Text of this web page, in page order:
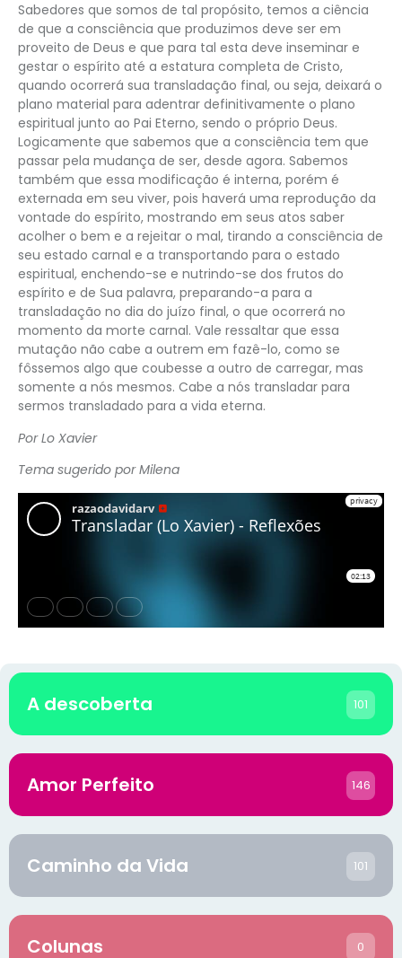
Sabedores que somos de tal propósito, temos a ciência
de que a consciência que produzimos deve ser em
proveito de Deus e que para tal esta deve inseminar e
gestar o espírito até a estatura completa de Cristo,
quando ocorrerá sua transladação final, ou seja, deixará o
plano material para adentrar definitivamente o plano
espiritual junto ao Pai Eterno, sendo o próprio Deus.
Logicamente que sabemos que a consciência tem que
passar pela mudança de ser, desde agora. Sabemos
também que essa modificação é interna, porém é
externada em seu viver, pois haverá uma reprodução da
vontade do espírito, mostrando em seus atos saber
acolher o bem e a rejeitar o mal, tirando a consciência de
seu estado carnal e a transportando para o estado
espiritual, enchendo-se e nutrindo-se dos frutos do
espírito e de Sua palavra, preparando-a para a
transladação no dia do juízo final, o que ocorrerá no
momento da morte carnal. Vale ressaltar que essa
mutação não cabe a outrem em fazê-lo, como se
fôssemos algo que coubesse a outro de carregar, mas
somente a nós mesmos. Cabe a nós transladar para
sermos transladado para a vida eterna.
Por Lo Xavier
Tema sugerido por Milena
A descoberta 101
Amor Perfeito 146
Caminho da Vida 101
Colunas 0